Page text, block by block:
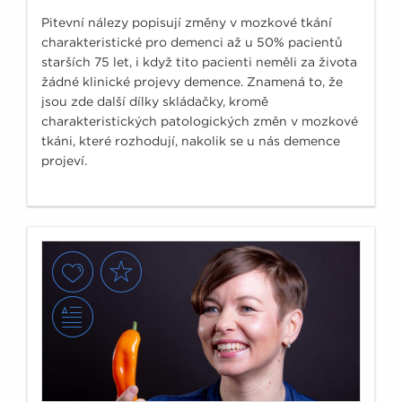
Pitevní nálezy popisují změny v mozkové tkání
charakteristické pro demenci až u 50% pacientů
starších 75 let, i když tito pacienti neměli za života
žádné klinické projevy demence. Znamená to, že
jsou zde další dílky skládačky, kromě
charakteristických patologických změn v mozkové
tkáni, které rozhodují, nakolik se u nás demence
projeví.